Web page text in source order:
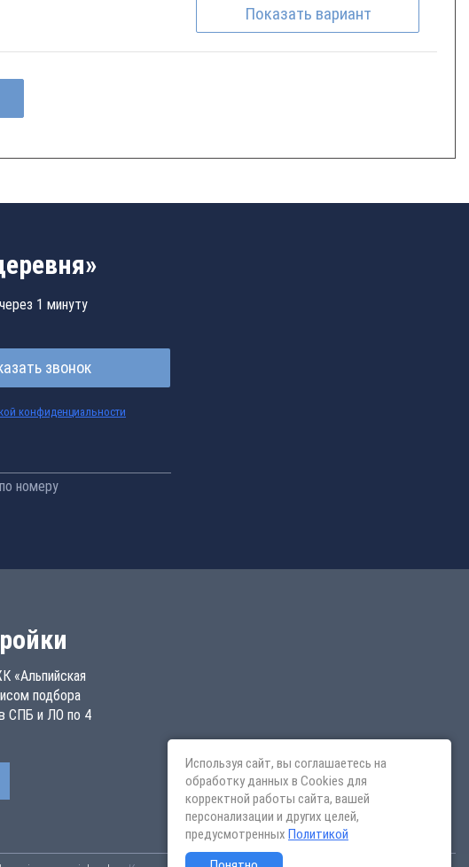
Показать вариант
1 минуту
звонок
конфиденциальности
номеру
«Альпийская
подбора
СПБ и ЛО по 4
Используя сайт, вы соглашаетесь на
обработку данных в Cookies для
корректной работы сайта, вашей
персонализации и других целей,
предусмотренных Политикой